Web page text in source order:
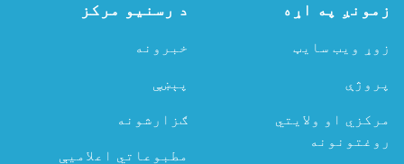
زمونږ په اړه
زوړ ویب سایټ
پروژې
مرکزي او ولایتي
روغتونونه
د رسنیو مرکز
خبرونه
پېښې
ګزارشونه
مطبوعاتي اعلامیې